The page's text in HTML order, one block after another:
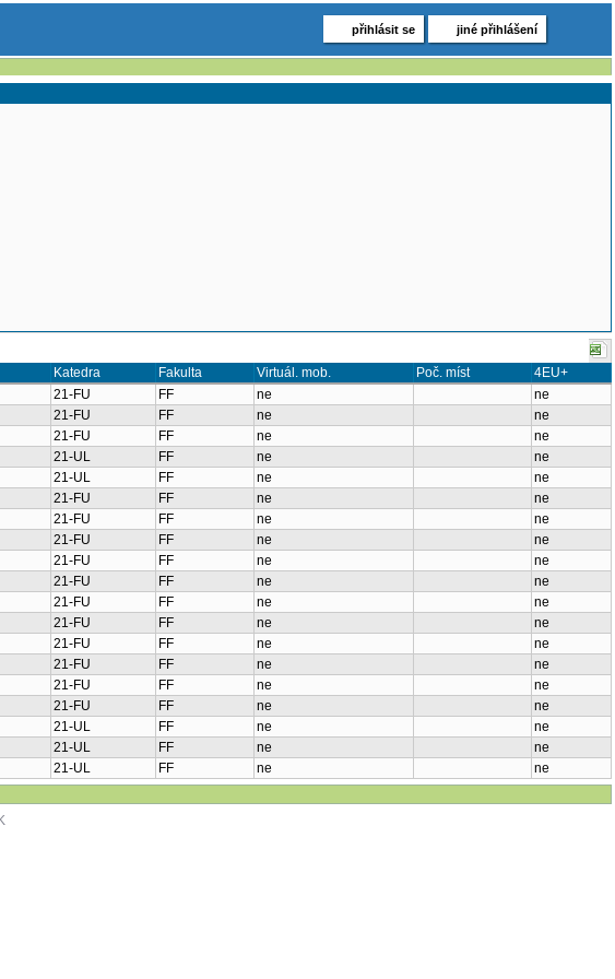
přihlásit se jiné přihlášení
Katedra Fakulta Virtuál. mob. Poč. míst
4EU+
21-FU FF ne
ne
21-FU FF ne
ne
21-FU FF ne
ne
21-UL FF ne
ne
21-UL FF ne
ne
21-FU FF ne
ne
21-FU FF ne
ne
21-FU FF ne
ne
21-FU FF ne
ne
21-FU FF ne
ne
21-FU FF ne
ne
21-FU FF ne
ne
21-FU FF ne
ne
21-FU FF ne
ne
21-FU FF ne
ne
21-FU FF ne
ne
21-UL FF ne
ne
21-UL FF ne
ne
21-UL FF ne
ne